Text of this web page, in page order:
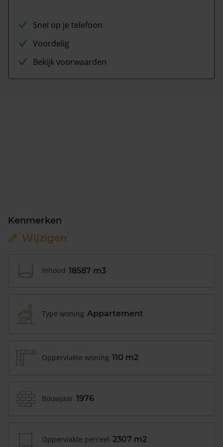
Snel op je telefoon
Voordelig
Bekijk voorwaarden
Kenmerken
Wijzigen
Inhoud 18587 m3
Type woning Appartement
Oppervlakte woning 110 m2
Bouwjaar 1976
Oppervlakte perceel 2307 m2